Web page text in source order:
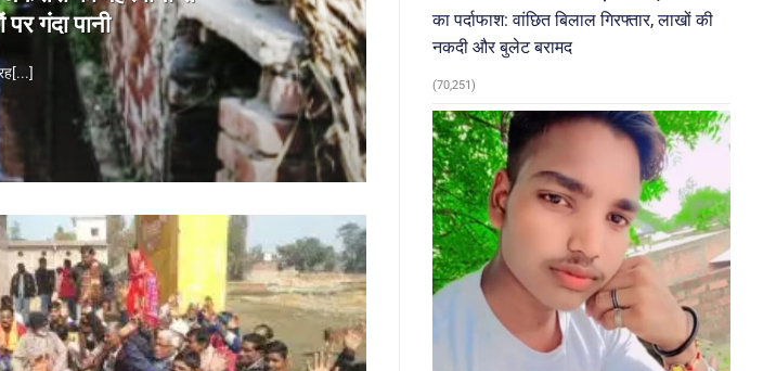
गंदा पानी
का पर्दाफाश: वांछित बिलाल गिरफ्तार, लाखों की
नकदी और बुलेट बरामद
(70,251)